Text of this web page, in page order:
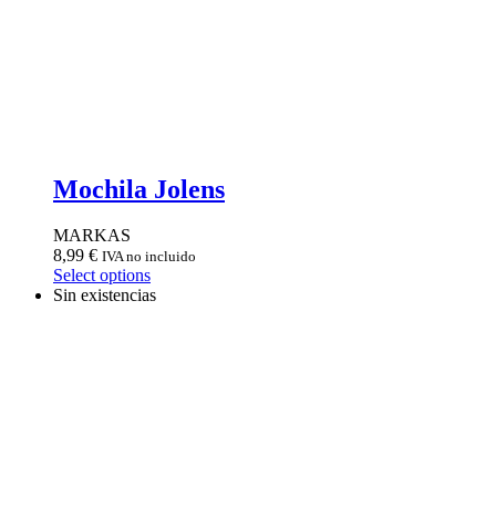
Mochila Jolens
MARKAS
8,99 € IVA no incluido
Select options
Sin existencias